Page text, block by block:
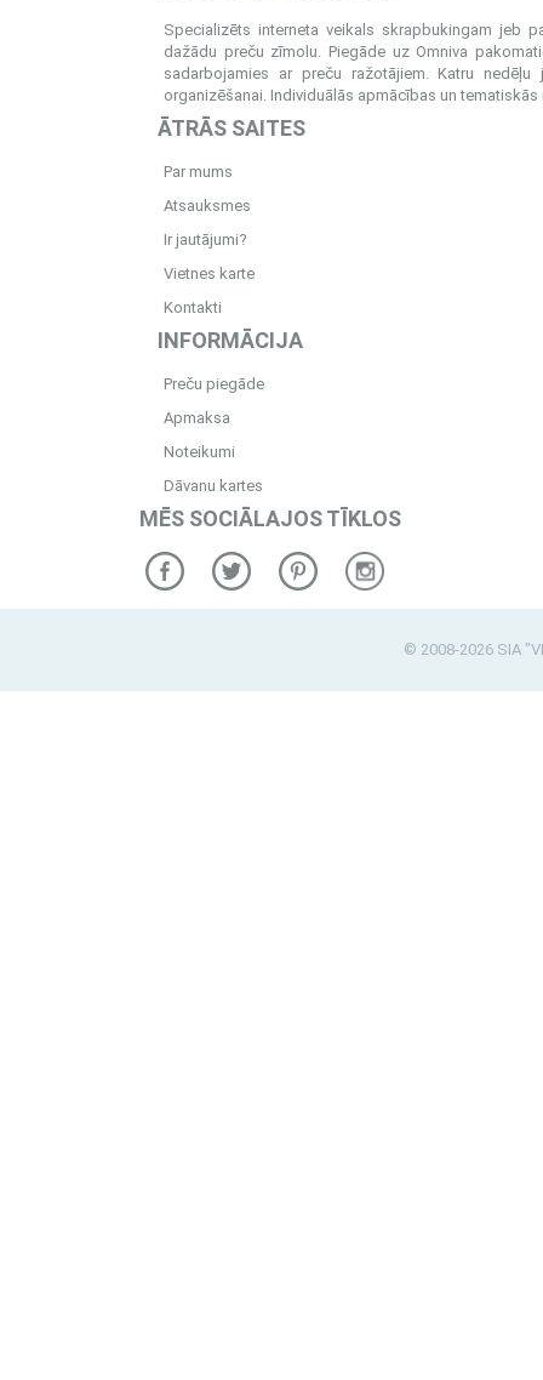
Specializēts interneta veikals skrapbukingam jeb
dažādu preču zīmolu. Piegāde uz Omniva
sadarbojamies ar preču ražotājiem. Katru
organizēšanai. Individuālās apmācības un
ĀTRĀS SAITES
Par mums
Atsauksmes
Ir jautājumi?
Vietnes karte
Kontakti
INFORMĀCIJA
Preču piegāde
Apmaksa
Noteikumi
Dāvanu kartes
MĒS SOCIĀLAJOS TĪKLOS
© 2008-2026 SIA